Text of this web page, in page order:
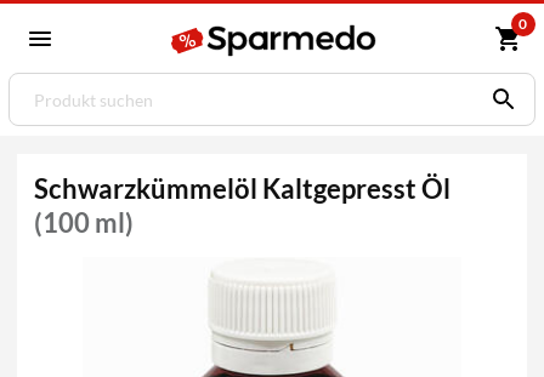
0
Schwarzkümmelöl Kaltgepresst Öl
(100 ml)